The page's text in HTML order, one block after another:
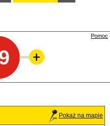
Pomoc
Pokaż na mapie